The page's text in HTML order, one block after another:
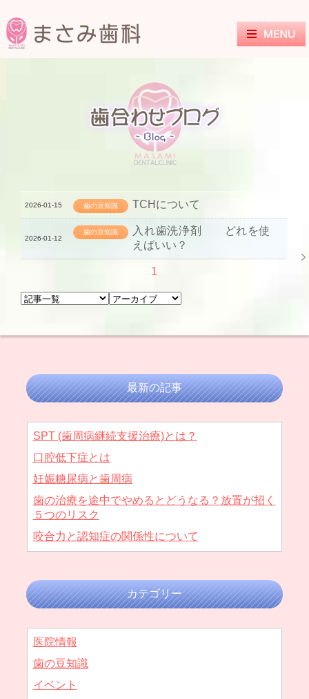
2026-01-15 歯の豆知識 TCHについて
2026-01-12
歯の豆知識
入れ歯洗浄剤 どれを使
えばいい？
1
最新の記事
SPT (歯周病継続支援治療)とは？
口腔低下症とは
妊娠糖尿病と歯周病
歯の治療を途中でやめるとどうなる？放置が招く
５つのリスク
咬合力と認知症の関係性について
カテゴリー
医院情報
歯の豆知識
イベント